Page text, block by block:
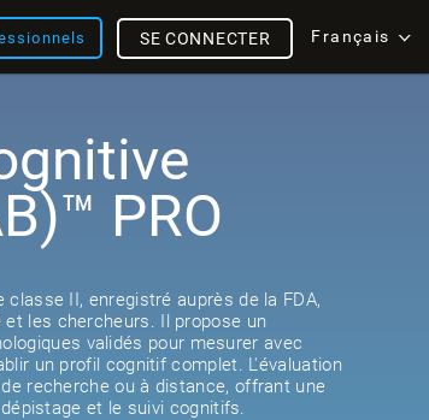
Français
SE CONNECTER
PRO
II, enregistré auprès de la FDA,
les chercheurs. Il propose un
validés pour mesurer avec
un profil cognitif complet. L'évaluation
recherche ou à distance, offrant une
et le suivi cognitifs.